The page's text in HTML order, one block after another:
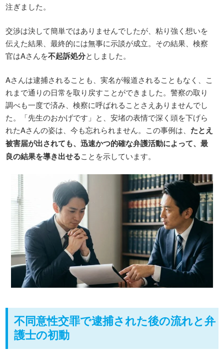
注ぎました。
交渉は決して簡単ではありませんでしたが、粘り強く想いを
伝えた結果、最終的には無事に示談が成立。その結果、検察
官はAさんを不起訴処分としました。
Aさんは逮捕されることも、実名が報道されることもなく、こ
れまで通りの日常を取り戻すことができました。警察の取り
調べも一度で済み、検察に呼ばれることさえありませんでし
た。「先生のおかげです」と、安堵の表情で深く頭を下げら
れたAさんの姿は、今も忘れられません。この事例は、 たとえ
被害届が出されても、迅速かつ的確な弁護活動によって、最
良の結果を導き出せることを示しています。
不同意性交罪で逮捕された後の流れと弁
護士の初動